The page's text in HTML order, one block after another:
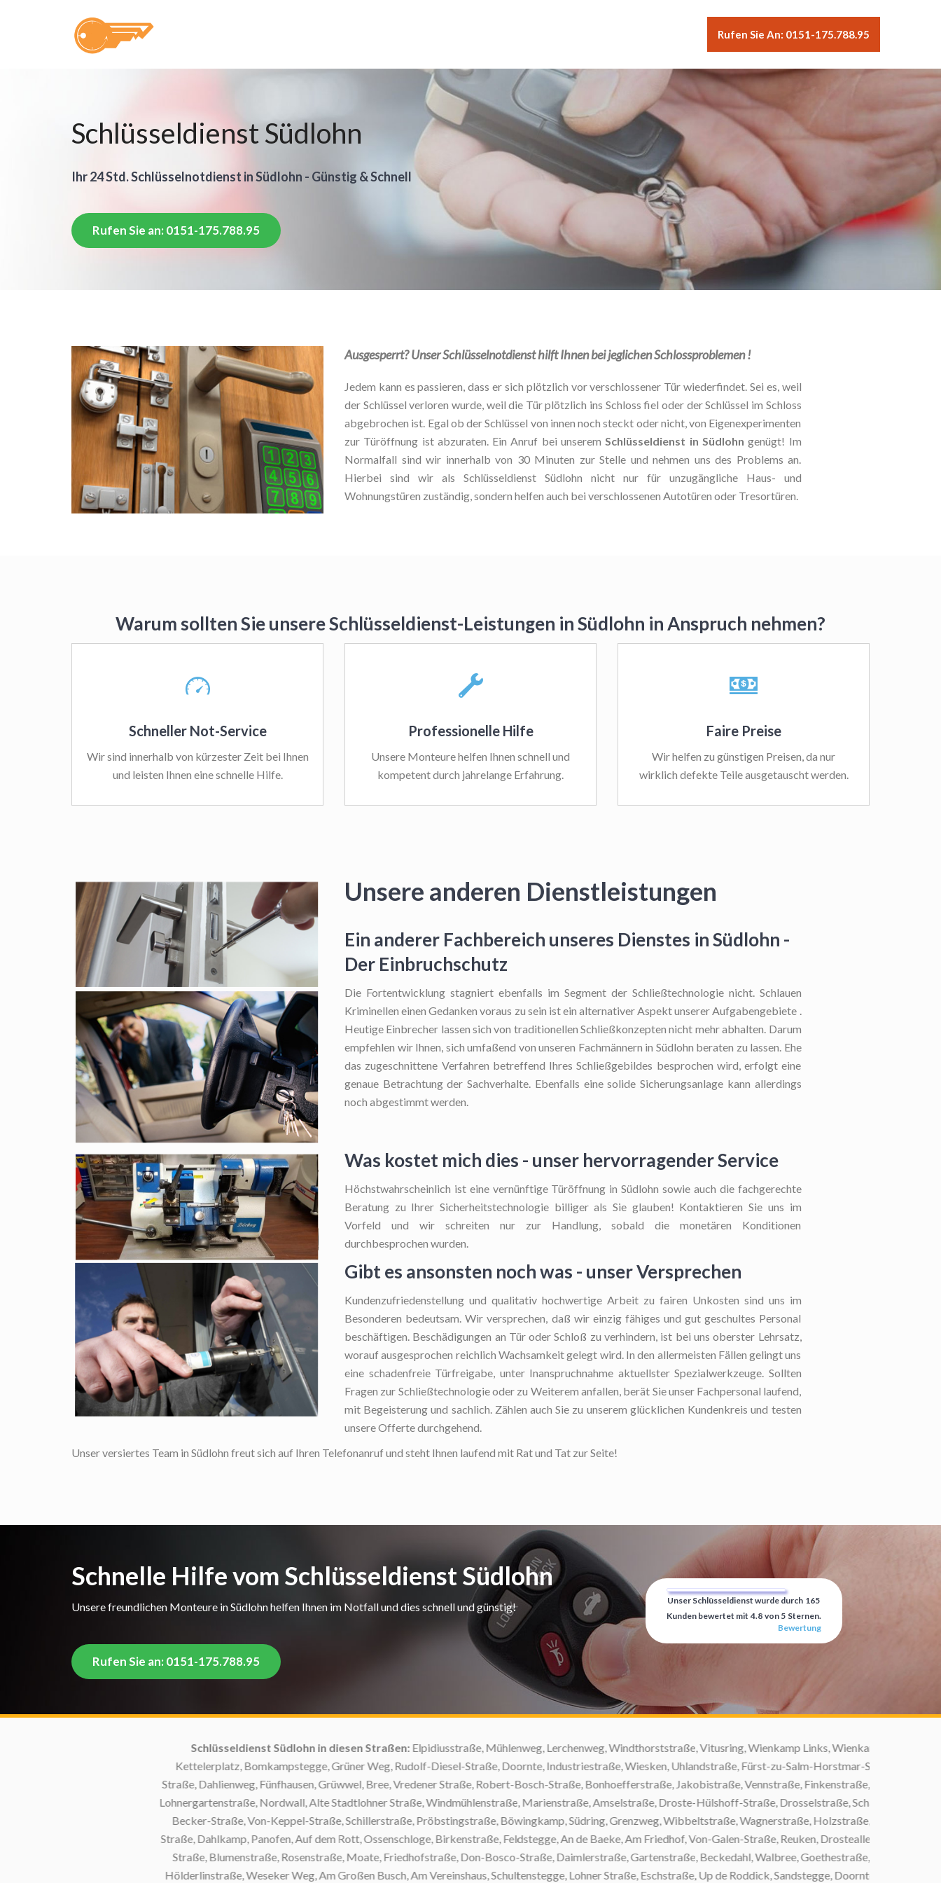
Rufen Sie An: 0151-175.788.95
Schlüsseldienst Südlohn
Ihr 24 Std. Schlüsselnotdienst in Südlohn - Günstig & Schnell
Rufen Sie an: 0151-175.788.95
Ausgesperrt? Unser Schlüsselnotdienst hilft Ihnen bei jeglichen Schlossproblemen !
Jedem kann es passieren, dass er sich plötzlich vor verschlossener Tür wiederfindet. Sei es, weil
der Schlüssel verloren wurde, weil die Tür plötzlich ins Schloss fiel oder der Schlüssel im Schloss
abgebrochen ist. Egal ob der Schlüssel von innen noch steckt oder nicht, von Eigenexperimenten
zur Türöffnung ist abzuraten. Ein Anruf bei unseremSchlüsseldienst in Südlohn genügt! Im
Normalfall sind wir innerhalb von 30 Minuten zur Stelle und nehmen uns des Problems an.
Hierbei sind wir als Schlüsseldienst Südlohn nicht nur für unzugängliche Haus- und
Wohnungstüren zuständig, sondern helfen auch bei verschlossenen Autotüren oder Tresortüren.
Warum sollten Sie unsere Schlüsseldienst-Leistungen in Südlohn in Anspruch nehmen?
Schneller Not-Service
Wir sind innerhalb von kürzester Zeit bei Ihnen
und leisten Ihnen eine schnelle Hilfe.
Professionelle Hilfe
Unsere Monteure helfen Ihnen schnell und
kompetent durch jahrelange Erfahrung.
Faire Preise
Wir helfen zu günstigen Preisen, da nur
wirklich defekte Teile ausgetauscht werden.
Unsere anderen Dienstleistungen
Ein anderer Fachbereich unseres Dienstes in Südlohn -
Der Einbruchschutz
Die Fortentwicklung stagniert ebenfalls im Segment der Schließtechnologie nicht. Schlauen
Kriminellen einen Gedanken voraus zu sein ist ein alternativer Aspekt unserer Aufgabengebiete .
Heutige Einbrecher lassen sich von traditionellen Schließkonzepten nicht mehr abhalten. Darum
empfehlen wir Ihnen, sich umfaßend von unseren Fachmännern in Südlohn beraten zu lassen. Ehe
das zugeschnittene Verfahren betreffend Ihres Schließgebildes besprochen wird, erfolgt eine
genaue Betrachtung der Sachverhalte. Ebenfalls eine solide Sicherungsanlage kann allerdings
noch abgestimmt werden.
Was kostet mich dies - unser hervorragender Service
Höchstwahrscheinlich ist eine vernünftige Türöffnung in Südlohn sowie auch die fachgerechte
Beratung zu Ihrer Sicherheitstechnologie billiger als Sie glauben! Kontaktieren Sie uns im
Vorfeld und wir schreiten nur zur Handlung, sobald die monetären Konditionen
durchbesprochen wurden.
Gibt es ansonsten noch was - unser Versprechen
Kundenzufriedenstellung und qualitativ hochwertige Arbeit zu fairen Unkosten sind uns im
Besonderen bedeutsam. Wir versprechen, daß wir einzig fähiges und gut geschultes Personal
beschäftigen. Beschädigungen an Tür oder Schloß zu verhindern, ist bei uns oberster Lehrsatz,
worauf ausgesprochen reichlich Wachsamkeit gelegt wird. In den allermeisten Fällen gelingt uns
eine schadenfreie Türfreigabe, unter Inanspruchnahme aktuellster Spezialwerkzeuge. Sollten
Fragen zur Schließtechnologie oder zu Weiterem anfallen, berät Sie unser Fachpersonal laufend,
mit Begeisterung und sachlich. Zählen auch Sie zu unserem glücklichen Kundenkreis und testen
unsere Offerte durchgehend.
Unser versiertes Team in Südlohn freut sich auf Ihren Telefonanruf und steht Ihnen laufend mit Rat und Tat zur Seite!
Schnelle Hilfe vom Schlüsseldienst Südlohn
Unsere freundlichen Monteure in Südlohn helfen Ihnen im Notfall und dies schnell und günstig!
Rufen Sie an: 0151-175.788.95
Unser Schlüsseldienst wurde durch 165
Kunden bewertet mit 4.8 von 5 Sternen.
Bewertung
Schlüsseldienst Südlohn in diesen Straßen:Elpidiusstraße, Mühlenweg, Lerchenweg, Windthorststraße, Vitusring, Wienkamp Links, Wienkamp Rechts,
Kettelerplatz, Bomkampstegge, Grüner Weg, Rudolf-Diesel-Straße, Doornte, Industriestraße, Wiesken, Uhlandstraße, Fürst-zu-Salm-Horstmar-Straße, Burloer
Straße, Dahlienweg, Fünfhausen, Grüwwel, Bree, Vredener Straße, Robert-Bosch-Straße, Bonhoefferstraße, Jakobistraße, Vennstraße, Finkenstraße, Haus Volmering,
Lohnergartenstraße, Nordwall, Alte Stadtlohner Straße, Windmühlenstraße, Marienstraße, Amselstraße, Droste-Hülshoff-Straße, Drosselstraße, Scharperloh, Pfarrer-
Becker-Straße, Von-Keppel-Straße, Schillerstraße, Pröbstingstraße, Böwingkamp, Südring, Grenzweg, Wibbeltstraße, Wagnerstraße, Holzstraße, Winterswyker
Straße, Dahlkamp, Panofen, Auf dem Rott, Ossenschloge, Birkenstraße, Feldstegge, An de Baeke, Am Friedhof, Von-Galen-Straße, Reuken, Drosteallee, Hans-Böckler-
Straße, Blumenstraße, Rosenstraße, Moate, Friedhofstraße, Don-Bosco-Straße, Daimlerstraße, Gartenstraße, Beckedahl, Walbree, Goethestraße, Hämingkamp,
Hölderlinstraße, Weseker Weg, Am Großen Busch, Am Vereinshaus, Schultenstegge, Lohner Straße, Eschstraße, Up de Roddick, Sandstegge, Doornteweg, Paßkamp,